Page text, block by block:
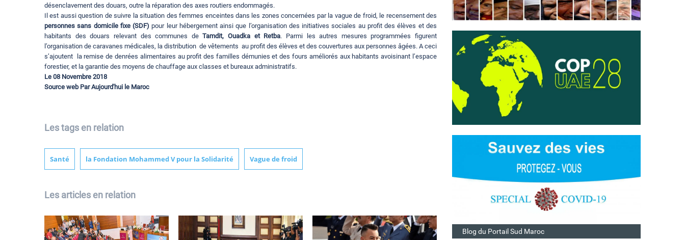
désenclavement des douars, outre la réparation des axes routiers endommagés.
Il est aussi question de suivre la situation des femmes enceintes dans les zones concernées par la vague de froid, le recensement des
personnes sans domicile fixe (SDF) pour leur hébergement ainsi que l’organisation des initiatives sociales au profit des élèves et des
habitants des douars relevant des communes deTamdit, Ouadka et Retba. Parmi les autres mesures programmées figurent
l’organisation de caravanes médicales, la distribution de vêtements au profit des élèves et des couvertures aux personnes âgées. A ceci
s’ajoutent la remise de denrées alimentaires au profit des familles démunies et des fours améliorés aux habitants avoisinant l’espace
forestier, et la garantie des moyens de chauffage aux classes et bureaux administratifs.
Le 08 Novembre 2018
Source web Par Aujourd'hui le Maroc
Les tags en relation
Santé la Fondation Mohammed V pour la Solidarité Vague de froid
Les articles en relation
Blog du Portail Sud Maroc